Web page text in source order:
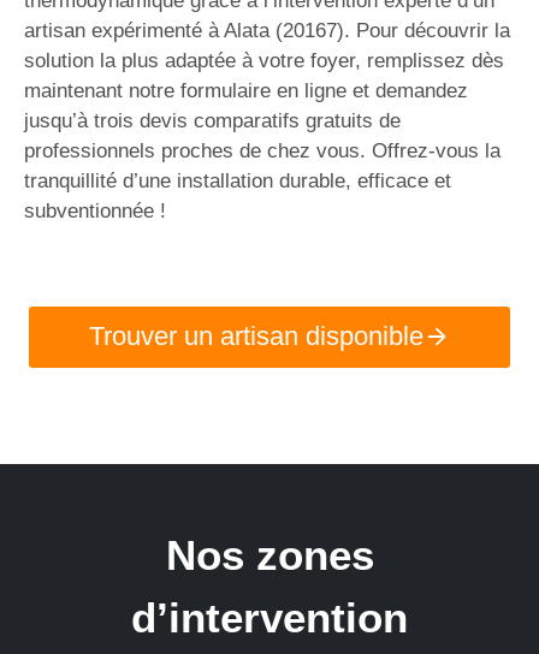
artisan expérimenté à Alata (20167). Pour découvrir la
solution la plus adaptée à votre foyer, remplissez dès
maintenant notre formulaire en ligne et demandez
jusqu’à trois devis comparatifs gratuits de
professionnels proches de chez vous. Offrez-vous la
tranquillité d’une installation durable, efficace et
subventionnée !
Trouver un artisan disponible
Nos zones
d’intervention